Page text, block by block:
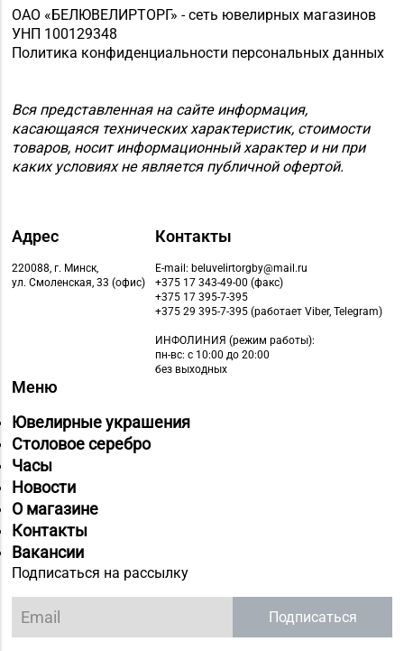
ОАО «БЕЛЮВЕЛИРТОРГ» - сеть ювелирных магазинов
УНП 100129348
Политика конфиденциальности персональных данных
Вся представленная на сайте информация,
касающаяся технических характеристик, стоимости
товаров, носит информационный характер и ни при
каких условиях не является публичной офертой.
Адрес
220088, г. Минск,
ул. Смоленская, 33 (офис)
Контакты
E-mail: beluvelirtorgby@mail.ru
+375 17 343-49-00 (факс)
+375 17 395-7-395
+375 29 395-7-395 (работает Viber, Telegram)
ИНФОЛИНИЯ (режим работы):
пн-вс: с 10:00 до 20:00
без выходных
Меню
Ювелирные украшения
Столовое серебро
Часы
Новости
О магазине
Контакты
Вакансии
Подписаться на рассылку
Подписаться